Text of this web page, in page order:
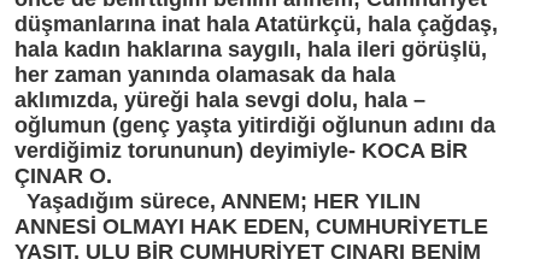
düşmanlarına inat hala Atatürkçü, hala çağdaş,
hala kadın haklarına saygılı, hala ileri görüşlü,
her zaman yanında olamasak da hala
aklımızda, yüreği hala sevgi dolu, hala –
oğlumun (genç yaşta yitirdiği oğlunun adını da
verdiğimiz torununun) deyimiyle- KOCA BİR
ÇINAR O.
Yaşadığım sürece, ANNEM; HER YILIN
ANNESİ OLMAYI HAK EDEN, CUMHURİYETLE
YAŞIT, ULU BİR CUMHURİYET ÇINARI BENİM